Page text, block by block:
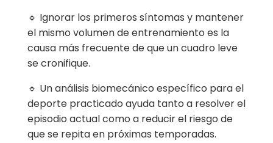
🔹 Ignorar los primeros síntomas y mantener
el mismo volumen de entrenamiento es la
causa más frecuente de que un cuadro leve
se cronifique.
🔹 Un análisis biomecánico específico para el
deporte practicado ayuda tanto a resolver el
episodio actual como a reducir el riesgo de
que se repita en próximas temporadas.